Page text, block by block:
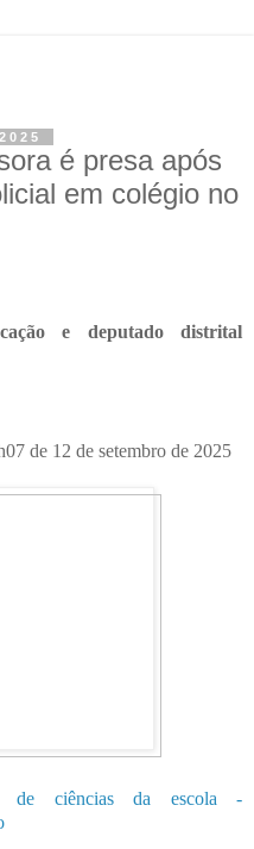
é presa após
em colégio no
e deputado distrital
de 12 de setembro de 2025
de ciências da escola -